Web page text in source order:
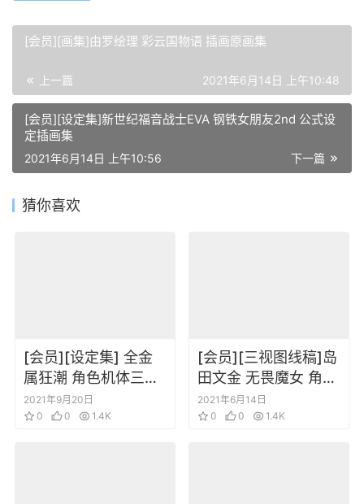
[会员][画集]由罗绘理 彩云国物语 插画原画集
上一篇 2021年6月14日 上午10:48
[会员][设定集]新世纪福音战士EVA 钢铁女朋友2nd 公式设
定插画集
下一篇
2021年6月14日 上午10:56
猜你喜欢
[会员][设定集] 全金
属狂潮 角色机体三视
图表情设定线稿插画
集
2021年9月20日
0
0 1.4K
[会员][三视图线稿]岛
田文金 无畏魔女 角色
三视图场景线稿设定
集
2021年6月14日
0
0 1.4K